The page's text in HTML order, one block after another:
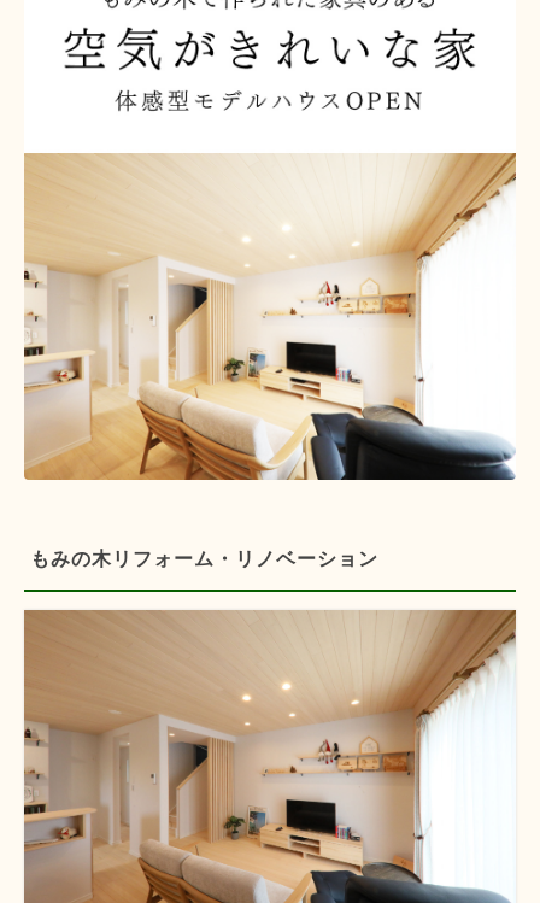
もみの木リフォーム・リノベーション